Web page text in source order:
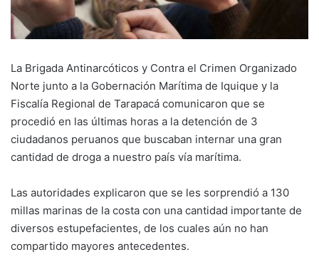
La Brigada Antinarcóticos y Contra el Crimen Organizado
Norte junto a la Gobernación Marítima de Iquique y la
Fiscalía Regional de Tarapacá comunicaron que se
procedió en las últimas horas a la detención de 3
ciudadanos peruanos que buscaban internar una gran
cantidad de droga a nuestro país vía marítima.
Las autoridades explicaron que se les sorprendió a 130
millas marinas de la costa con una cantidad importante de
diversos estupefacientes, de los cuales aún no han
compartido mayores antecedentes.